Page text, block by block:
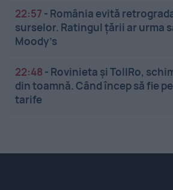
22:57 - România evită
surselor. Ratingul țării ar urma
Moody’s
22:48 - Rovinieta și TollRo,
din toamnă. Când încep să fie
tarife